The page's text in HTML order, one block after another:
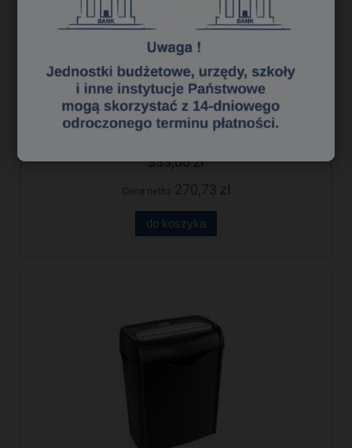
Niszczarka HSM Shredstar S10
333,00 zł
do koszyka